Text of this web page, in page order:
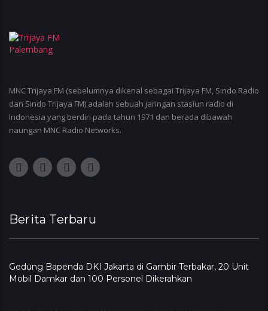
MNC Trijaya FM (sebelumnya dikenal sebagai Trijaya FM, Sindo Radio
dan Sindo Trijaya FM) adalah sebuah jaringan stasiun radio di
Indonesia yang berdiri pada tahun 1971 dan berada dibawah
naungan MNC Radio Networks.
Berita Terbaru
Gedung Bapenda DKI Jakarta di Gambir Terbakar, 20 Unit
Mobil Damkar dan 100 Personel Dikerahkan